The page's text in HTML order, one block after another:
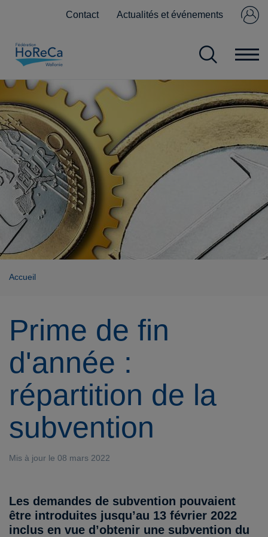
Contact Actualités et événements
membre ?
Accueil
Prime de fin
d'année :
répartition de la
subvention
Mis à jour le 08 mars 2022
Les demandes de subvention pouvaient
être introduites jusqu’au 13 février 2022
inclus en vue d’obtenir une subvention du